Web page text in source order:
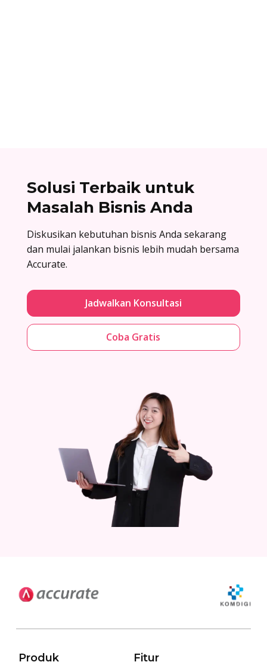
Solusi Terbaik untuk
Masalah Bisnis Anda
Diskusikan kebutuhan bisnis Anda sekarang
dan mulai jalankan bisnis lebih mudah bersama
Accurate.
Jadwalkan Konsultasi
Coba Gratis
Produk Fitur